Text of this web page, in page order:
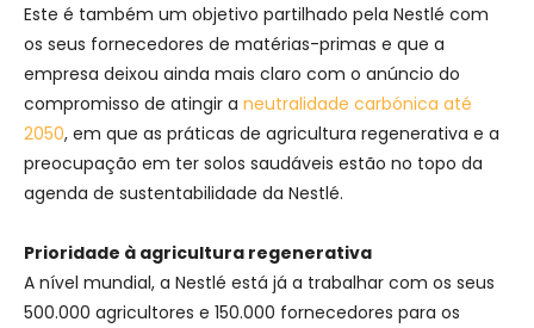
Este é também um objetivo partilhado pela Nestlé com
os seus fornecedores de matérias-primas e que a
empresa deixou ainda mais claro com o anúncio do
compromisso de atingir a neutralidade carbónica até
2050, em que as práticas de agricultura regenerativa e a
preocupação em ter solos saudáveis estão no topo da
agenda de sustentabilidade da Nestlé.
Prioridade à agricultura regenerativa
A nível mundial, a Nestlé está já a trabalhar com os seus
500.000 agricultores e 150.000 fornecedores para os